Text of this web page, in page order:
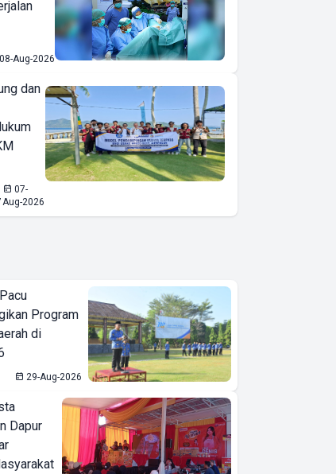
08-Aug-2026
dan
07-
Aug-2026
Program
di
29-Aug-2026
Dapur